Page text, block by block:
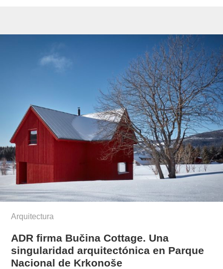
Arquitectura
ADR firma Bučina Cottage. Una
singularidad arquitectónica en Parque
Nacional de Krkonoše